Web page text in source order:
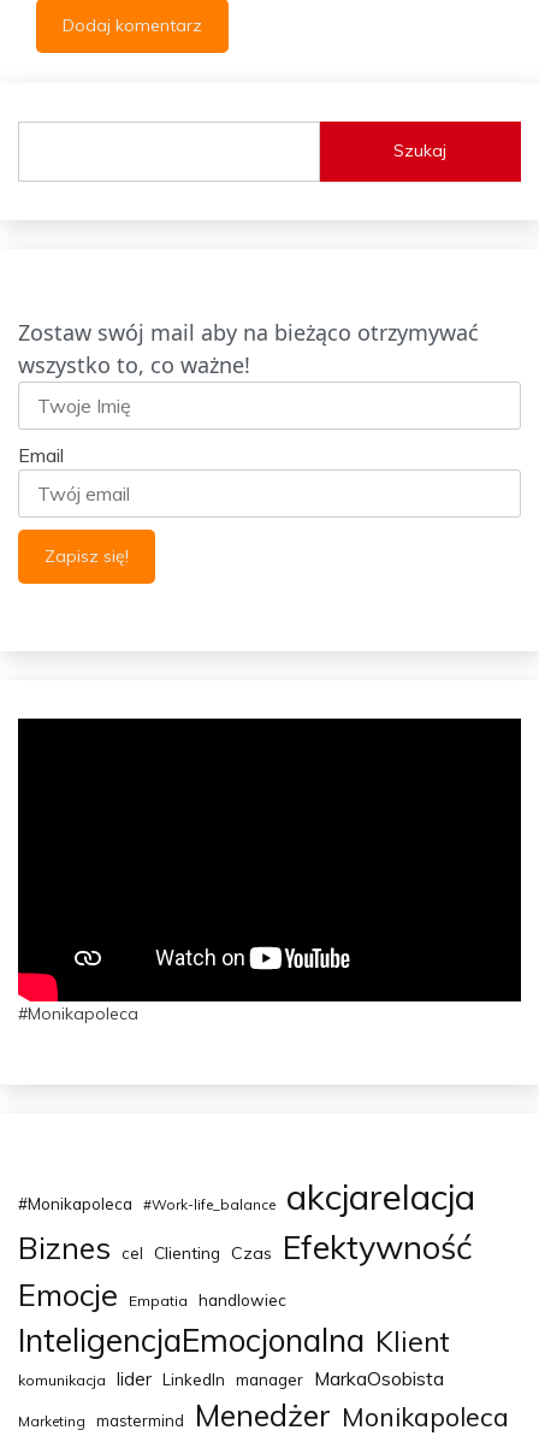
Szukaj
Zostaw swój mail aby na bieżąco otrzymywać
wszystko to, co ważne!
Email
#Monikapoleca
#Monikapoleca #Work-life_balance akcjarelacja
Biznes cel Clienting Czas Efektywność
Emocje Empatia handlowiec
InteligencjaEmocjonalna Klient
komunikacja lider LinkedIn manager MarkaOsobista
Marketing mastermind Menedżer Monikapoleca